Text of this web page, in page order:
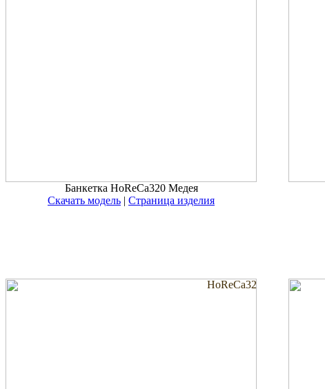
Банкетка HoReCa320 Медея
Скачать модель | Страница изделия
HoReCa32